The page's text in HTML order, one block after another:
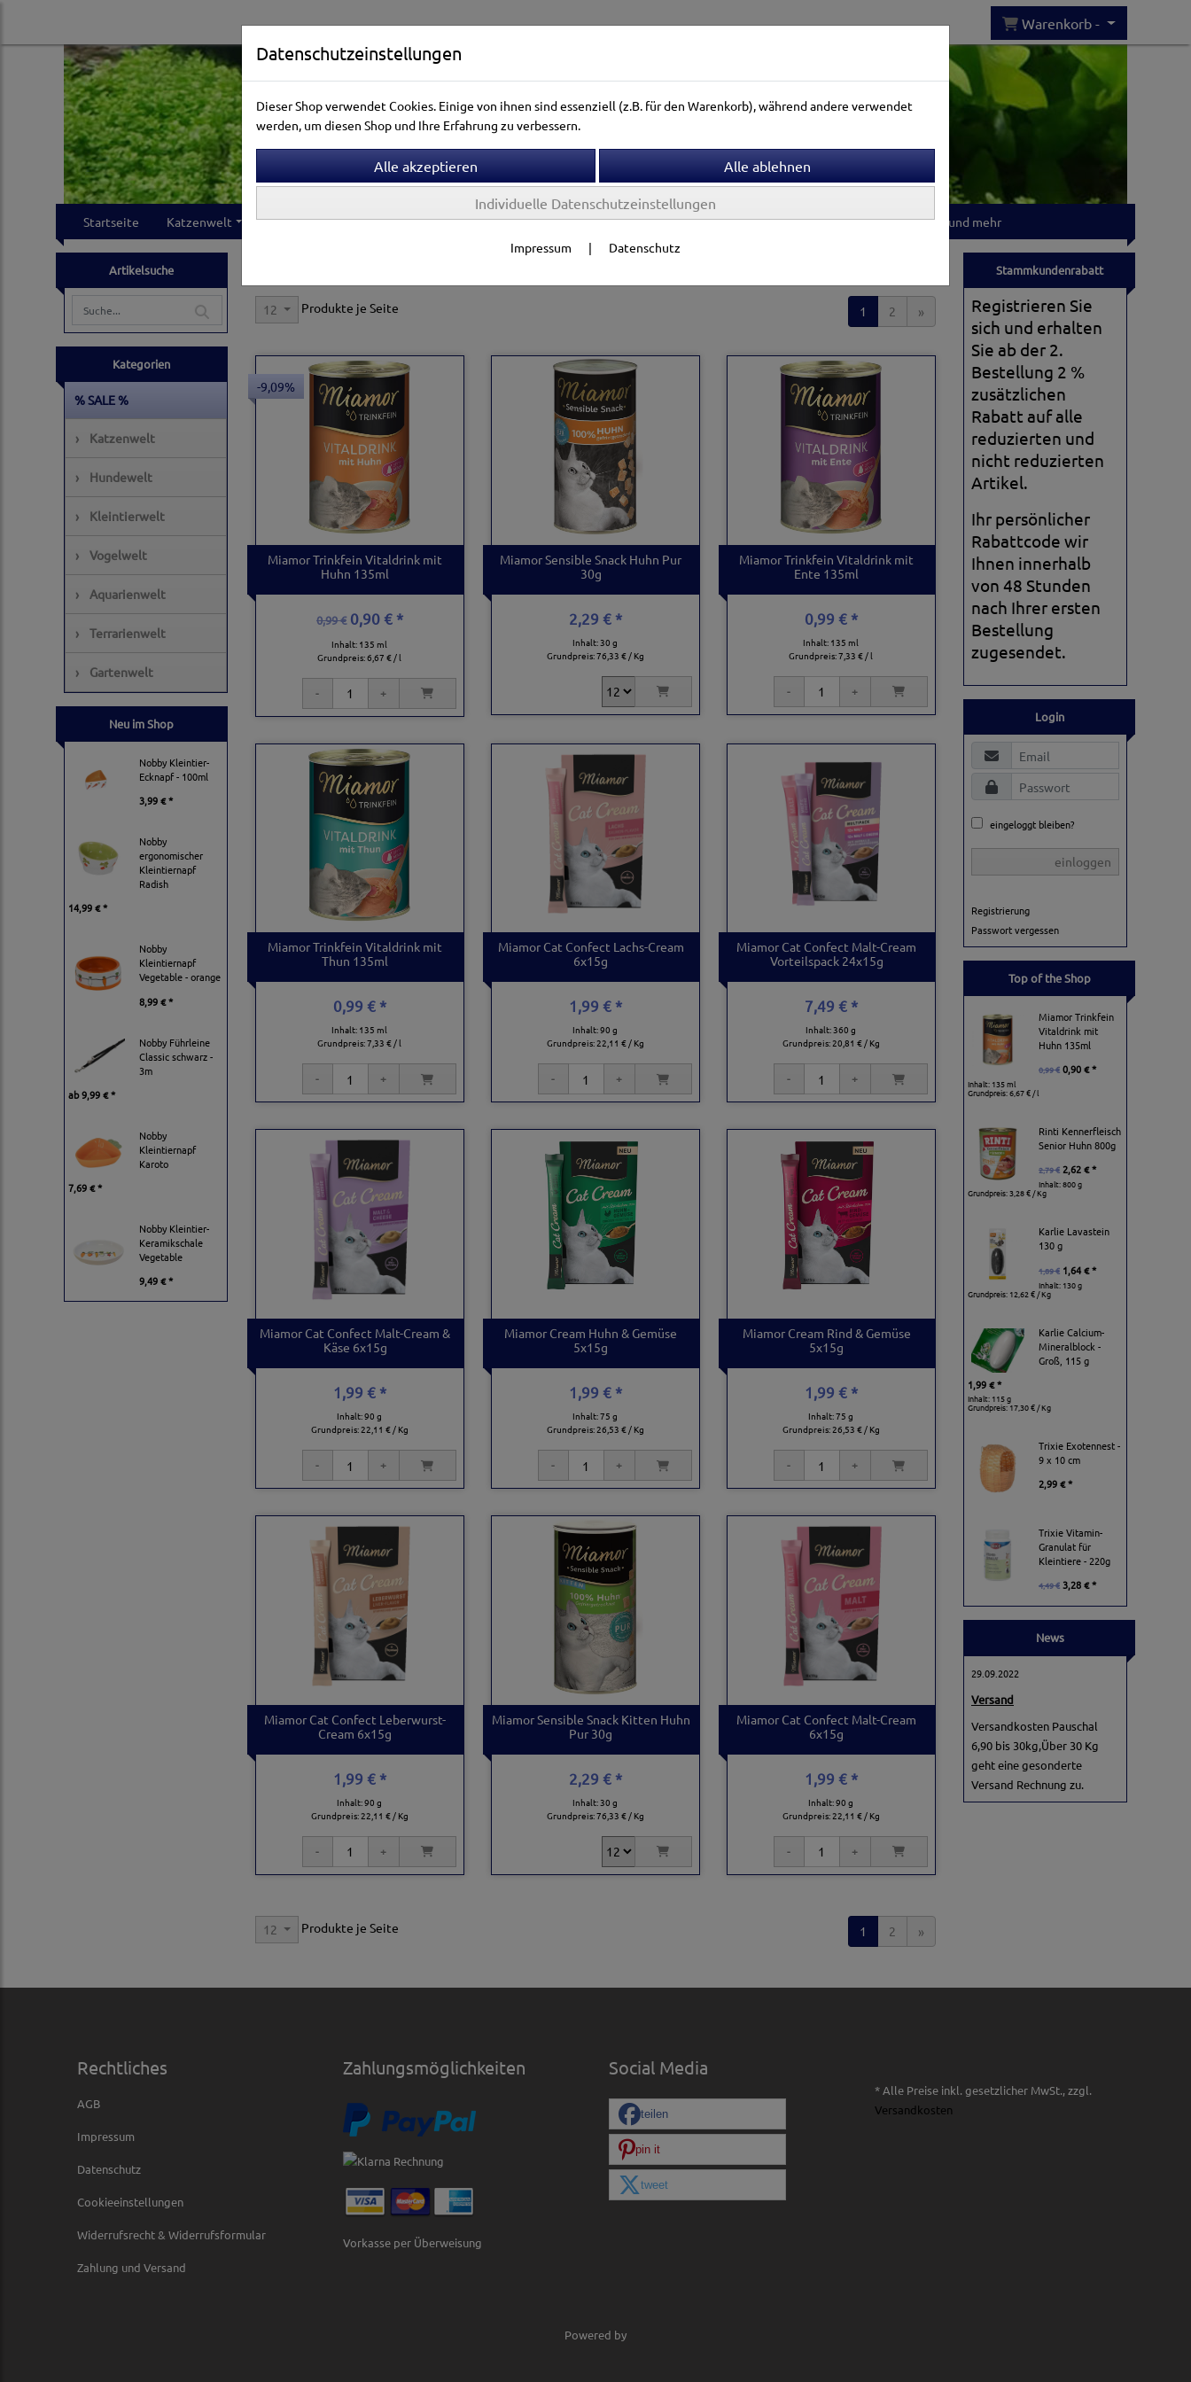
Warenkorb -
Startseite Katzenwelt Hundewelt Kleintierwelt Vogelwelt Aquarienwelt Terrarienwelt Gartenwelt T-shirts und mehr
Artikelsuche
Kategorien
% SALE %
› Katzenwelt
› Hundewelt
› Kleintierwelt
› Vogelwelt
› Aquarienwelt
› Terrarienwelt
› Gartenwelt
Neu im Shop
Nobby Kleintier-
Ecknapf - 100ml
3,99 € *
Nobby
ergonomischer
Kleintiernapf
Radish
14,99 € *
Nobby
Kleintiernapf
Vegetable - orange
8,99 € *
Nobby Führleine
Classic schwarz -
3m
ab9,99 € *
Nobby
Kleintiernapf
Karoto
7,69 € *
Nobby Kleintier-
Keramikschale
Vegetable
9,49 € *
12 Produkte je Seite 1 2 »
-9,09%
Miamor Trinkfein Vitaldrink mit
Huhn 135ml
0,99 €0,90 € *
Inhalt: 135 ml
Grundpreis:6,67 € / l
Miamor Sensible Snack Huhn Pur
30g
2,29 € *
Inhalt: 30 g
Grundpreis:76,33 € / Kg
Miamor Trinkfein Vitaldrink mit
Ente 135ml
0,99 € *
Inhalt: 135 ml
Grundpreis:7,33 € / l
Miamor Trinkfein Vitaldrink mit
Thun 135ml
0,99 € *
Inhalt: 135 ml
Grundpreis:7,33 € / l
Miamor Cat Confect Lachs-Cream
6x15g
1,99 € *
Inhalt: 90 g
Grundpreis:22,11 € / Kg
Miamor Cat Confect Malt-Cream
Vorteilspack 24x15g
7,49 € *
Inhalt: 360 g
Grundpreis:20,81 € / Kg
Miamor Cat Confect Malt-Cream &
Käse 6x15g
1,99 € *
Inhalt: 90 g
Grundpreis:22,11 € / Kg
Miamor Cream Huhn & Gemüse
5x15g
1,99 € *
Inhalt: 75 g
Grundpreis:26,53 € / Kg
Miamor Cream Rind & Gemüse
5x15g
1,99 € *
Inhalt: 75 g
Grundpreis:26,53 € / Kg
Miamor Cat Confect Leberwurst-
Cream 6x15g
1,99 € *
Inhalt: 90 g
Grundpreis: 22,11 € / Kg
Miamor Sensible Snack Kitten Huhn
Pur 30g
2,29 € *
Inhalt: 30 g
Grundpreis:76,33 € / Kg
Miamor Cat Confect Malt-Cream
6x15g
1,99 € *
Inhalt: 90 g
Grundpreis: 22,11 € / Kg
12 Produkte je Seite 1 2 »
Stammkundenrabatt
Registrieren Sie
sich und erhalten
Sie ab der 2.
Bestellung 2 %
zusätzlichen
Rabatt auf alle
reduzierten und
nicht reduzierten
Artikel.
Ihr persönlicher
Rabattcode wir
Ihnen innerhalb
von 48 Stunden
nach Ihrer ersten
Bestellung
zugesendet.
Login
eingeloggt bleiben?
einloggen
Registrierung
Passwort vergessen
Top of the Shop
Miamor Trinkfein
Vitaldrink mit
Huhn 135ml
0,99 € 0,90 € *
Inhalt: 135 ml
Grundpreis:6,67 € / l
Rinti Kennerfleisch
Senior Huhn 800g
2,79 € 2,62 € *
Inhalt: 800 g
Grundpreis:3,28 € / Kg
Karlie Lavastein
130 g
1,89 € 1,64 € *
Inhalt: 130 g
Grundpreis: 12,62 € / Kg
Karlie Calcium-
Mineralblock -
Groß, 115 g
1,99 € *
Inhalt: 115 g
Grundpreis:17,30 € / Kg
Trixie Exotennest -
9 x 10 cm
2,99 € *
Trixie Vitamin-
Granulat für
Kleintiere - 220g
4,49 € 3,28 € *
News
29.09.2022
Versand
Versandkosten Pauschal
6,90 bis 30kg,Über 30 Kg
geht eine gesonderte
Versand Rechnung zu.
Rechtliches
AGB
Impressum
Datenschutz
Cookieeinstellungen
Widerrufsrecht & Widerrufsformular
Zahlung und Versand
Zahlungsmöglichkeiten
Vorkasse per Überweisung
Social Media
teilen
pin it
tweet
* Alle Preise inkl. gesetzlicher MwSt., zzgl.
Versandkosten
Powered by
Datenschutzeinstellungen
Dieser Shop verwendet Cookies. Einige von ihnen sind essenziell (z.B. für den Warenkorb), während andere verwendet
werden, um diesen Shop und Ihre Erfahrung zu verbessern.
Individuelle Datenschutzeinstellungen
Impressum | Datenschutz